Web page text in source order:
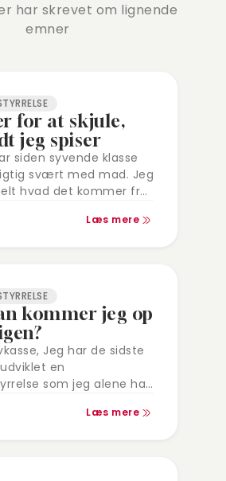
har skrevet om lignende
emner
for at skjule,
jeg spiser
siden syvende klasse
svært med mad. Jeg
hvad det kommer fra,
Læs mere
kommer jeg op
Jeg har de sidste
en
som jeg alene har
hverdag og jegLæs mere